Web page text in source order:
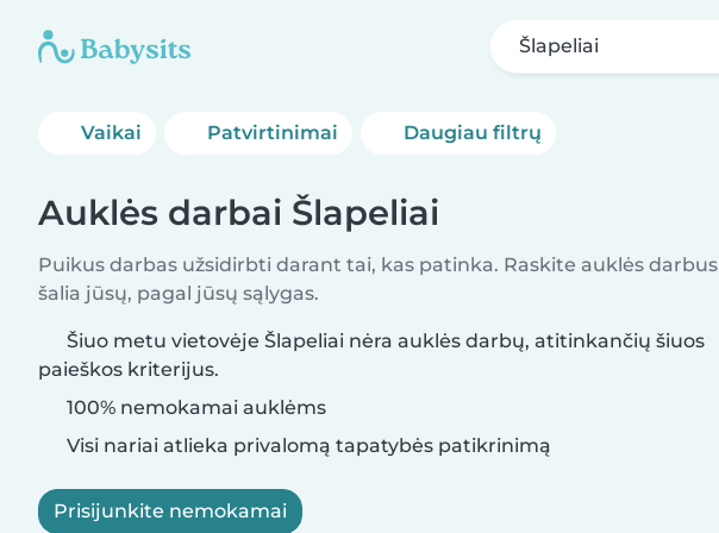
Šlapeliai
Vaikai Patvirtinimai Daugiau filtrų
Auklės darbai Šlapeliai
Puikus darbas užsidirbti darant tai, kas patinka. Raskite auklės darbus
šalia jūsų, pagal jūsų sąlygas.
Šiuo metu vietovėje Šlapeliai nėra auklės darbų, atitinkančių šiuos
paieškos kriterijus.
100% nemokamai auklėms
Visi nariai atlieka privalomą tapatybės patikrinimą
Prisijunkite nemokamai